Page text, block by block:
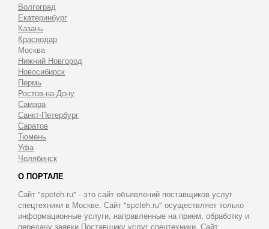
Волгоград
Екатеринбург
Казань
Краснодар
Москва
Нижний Новгород
Новосибирск
Пермь
Ростов-на-Дону
Самара
Санкт-Петербург
Саратов
Тюмень
Уфа
Челябинск
О ПОРТАЛЕ
Сайт "spcteh.ru" - это сайт объявлений поставщиков услуг
спецтехники в Москве. Сайт "spcteh.ru" осуществляет только
информационные услуги, направленные на прием, обработку и
передачу заявки Поставщику услуг спецтехники. Сайт